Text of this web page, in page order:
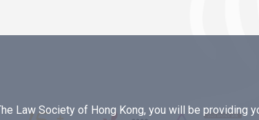
Law Society of Hong Kong, you will be providing